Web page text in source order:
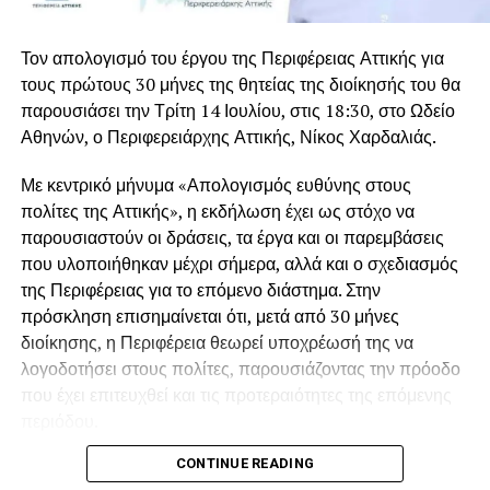
ιστορία…», είπε ακόμη με λυγμούς ο γιος του, Μιλτιάδης
Σπαρακτικός ήταν και ο επικήδειος των εγγονών του, που
μοιράστηκαν ιστορίες βαθιά συγκινημένες, μη μπορώντας
να τον εκφωνήσουν από τα δάκρυα.
Η ταφή πραγματοποιείται στο Α΄ Νεκροταφείο Αθηνών.
Σόφη Λαναρά, τη γυναίκα που
μαζί για πέντε δεκαετίες, μέχρι την εκδημία της το 2015.
Κατά διαβολική σύμπτωση, ο Γιάννης Βαρβιτσιώτηςείχε
σήμερα τα γενέθλια του,καθώς είχε γεννηθεί σαν
χρόνο του μεταξύ του αγαπημένου του Μυστρά και του
σπιτιού του στη Φιλοθέη, όπου βρισκόταν την τελευταία
περίοδο λόγω των προβλημάτων υγείας που
αντιμετώπιζε.
Ποιος ήταν ο Γιάννης Βαρβιτσιώτης
Ο Ιωάννης Βαρβιτσιώτης γεννήθηκε στην Αθήνα στις 2
Αυγούστου του 1933. Ήταν νομικός και πολιτικός που
Δημοκρατίας, υπουργός, ευρωβουλευτής και
αντιπρόεδρος της Νέας Δημοκρατίας (1993 – 1997).
Τον απολογισμό του έργου της Περιφέρειας Αττικής για
τους πρώτους 30 μήνες της θητείας της διοίκησής του θα
παρουσιάσει την Τρίτη 14 Ιουλίου, στις 18:30, στο Ωδείο
Αθηνών, ο Περιφερειάρχης Αττικής, Νίκος Χαρδαλιάς.
Με κεντρικό μήνυμα «Απολογισμός ευθύνης στους
πολίτες της Αττικής», η εκδήλωση έχει ως στόχο να
παρουσιαστούν οι δράσεις, τα έργα και οι παρεμβάσεις
που υλοποιήθηκαν μέχρι σήμερα, αλλά και ο σχεδιασμός
της Περιφέρειας για το επόμενο διάστημα. Στην
πρόσκληση επισημαίνεται ότι, μετά από 30 μήνες
διοίκησης, η Περιφέρεια θεωρεί υποχρέωσή της να
λογοδοτήσει στους πολίτες, παρουσιάζοντας την πρόοδο
που έχει επιτευχθεί και τις προτεραιότητες της επόμενης
Παράλληλα, γίνεται αναφορά στις «300+1 δεσμεύσεις» της
CONTINUE READING